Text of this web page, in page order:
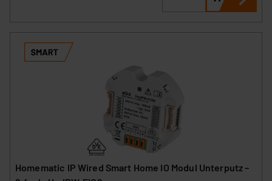
Homematic IP Wired Smart Home IO Modul Unterputz –